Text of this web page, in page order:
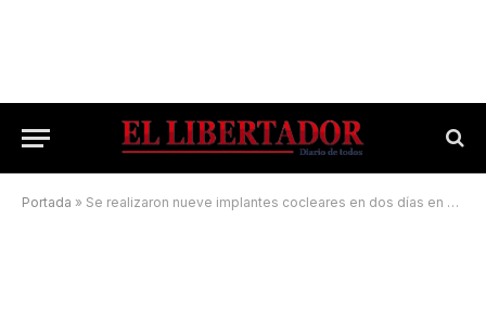
Portada » Se realizaron nueve implantes cocleares en dos días en el Juan Pablo II